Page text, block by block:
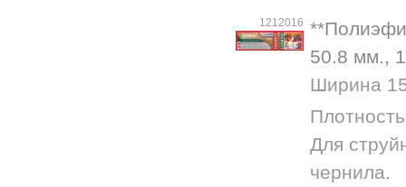
1212016
50.8 мм.,
Ширина
Для
чернила.